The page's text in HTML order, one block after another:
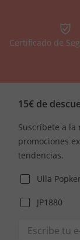
Certificado de
15€ de
Suscríbete a
promociones
tendencias.
Ulla
JP1880